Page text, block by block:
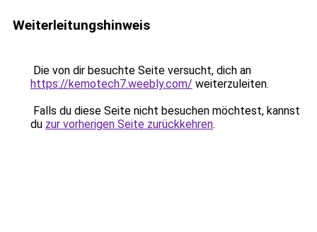
Weiterleitungshinweis
Die von dir besuchte Seite versucht, dich an
https://kemotech7.weebly.com/ weiterzuleiten.
Falls du diese Seite nicht besuchen möchtest, kannst
du zur vorherigen Seite zurückkehren.